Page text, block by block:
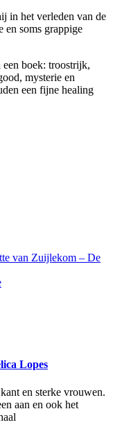
in het verleden van de
en soms grappige
boek: troostrijk,
mysterie en
een fijne healing
van Zuijlekom – De
Lopes
en sterke vrouwen.
aan en ook het